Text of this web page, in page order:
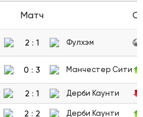
Матч
2 : 1 Фулхэм
0 : 3 Манчестер Сити
2 : 1 Дерби Каунти
2 : 2 Дерби Каунти